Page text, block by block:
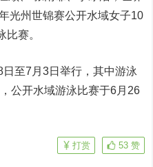
光州世锦赛公开水域女子10
赛。
至7月3日举行，其中游泳
公开水域游泳比赛于6月26
53 赞
打赏